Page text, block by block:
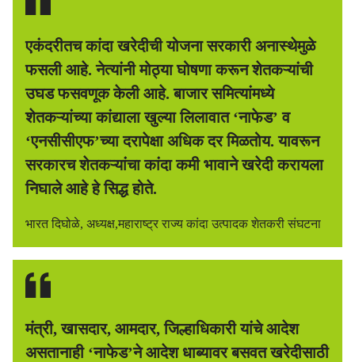
एकंदरीतच कांदा खरेदीची योजना सरकारी अनास्थेमुळे
फसली आहे. नेत्यांनी मोठ्या घोषणा करून शेतकऱ्यांची
उघड फसवणूक केली आहे. बाजार समित्यांमध्ये
शेतकऱ्यांच्या कांद्याला खुल्या लिलावात ‘नाफेड’ व
‘एनसीसीएफ’च्या दरापेक्षा अधिक दर मिळतोय. यावरून
सरकारच शेतकऱ्यांचा कांदा कमी भावाने खरेदी करायला
निघाले आहे हे सिद्ध होते.
भारत दिघोळे, अध्यक्ष,महाराष्ट्र राज्य कांदा उत्पादक शेतकरी संघटना
मंत्री, खासदार, आमदार, जिल्हाधिकारी यांचे आदेश
असतानाही ‘नाफेड’ने आदेश धाब्यावर बसवत खरेदीसाठी